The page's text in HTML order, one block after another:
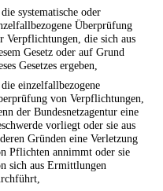
systematische oder
Überprüfung
Verpflichtungen, die sich aus
Gesetz oder auf Grund
Gesetzes ergeben,
einzelfallbezogene
von Verpflichtungen,
der Bundesnetzagentur eine
vorliegt oder sie aus
Gründen eine Verletzung
Pflichten annimmt oder sie
sich aus Ermittlungen